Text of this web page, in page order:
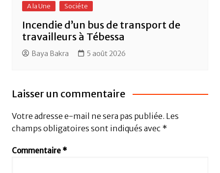
A la Une Sociéte
Incendie d’un bus de transport de
travailleurs à Tébessa
Baya Bakra 5 août 2026
Laisser un commentaire
Votre adresse e-mail ne sera pas publiée. Les
champs obligatoires sont indiqués avec *
Commentaire *